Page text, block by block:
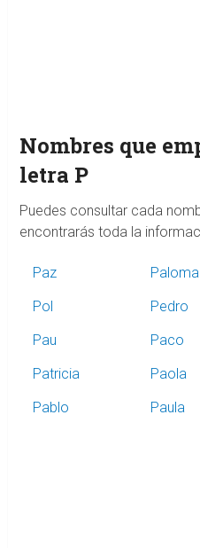
Nombres que
letra P
Puedes consultar cada
encontrarás toda la
Paz Paloma
Pol
Pedro
Pau
Paco
Patricia
Paola
Pablo
Paula